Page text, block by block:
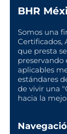
BHR
Somos una
Certificados,
que presta
preservando
aplicables
estándares
de vivir una
hacia la